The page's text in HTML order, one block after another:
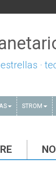
[ estrellas ·
STROM